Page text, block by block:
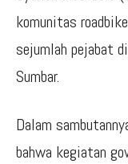
komunitas
sejumlah pejabat
Sumbar.
Dalam
bahwa kegiatan